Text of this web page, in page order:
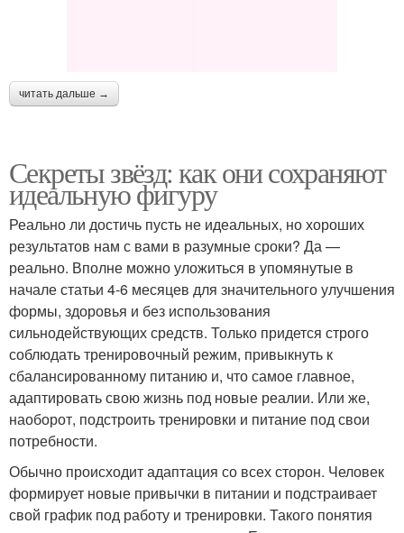
читать дальше →
Секреты звёзд: как они сохраняют
идеальную фигуру
Реально ли достичь пусть не идеальных, но хороших
результатов нам с вами в разумные сроки? Да —
реально. Вполне можно уложиться в упомянутые в
начале статьи 4-6 месяцев для значительного улучшения
формы, здоровья и без использования
сильнодействующих средств. Только придется строго
соблюдать тренировочный режим, привыкнуть к
сбалансированному питанию и, что самое главное,
адаптировать свою жизнь под новые реалии. Или же,
наоборот, подстроить тренировки и питание под свои
потребности.
Обычно происходит адаптация со всех сторон. Человек
формирует новые привычки в питании и подстраивает
свой график под работу и тренировки. Такого понятия